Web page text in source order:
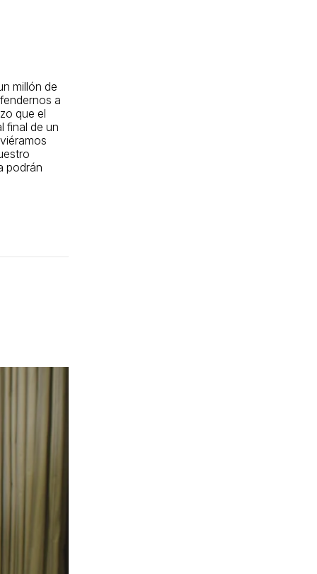
millón de
a
que el
final de un
podrán